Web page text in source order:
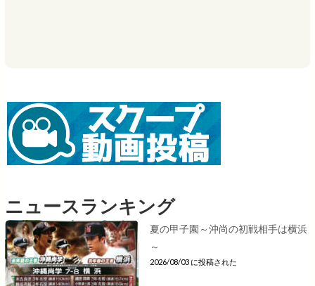
ニュースランキング
夏の甲子園～沖尚の初戦相手は横浜
～
2026/08/03 に投稿された